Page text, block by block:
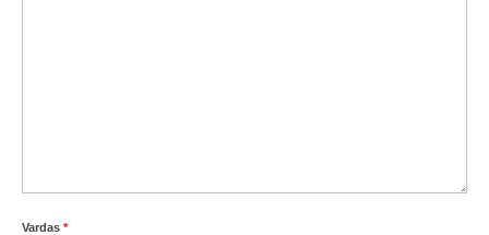
Vardas *